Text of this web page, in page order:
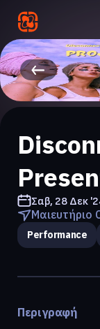
Σαβ, 28 Δεκ
Μαιευτήριο
Performance
Περιγραφή